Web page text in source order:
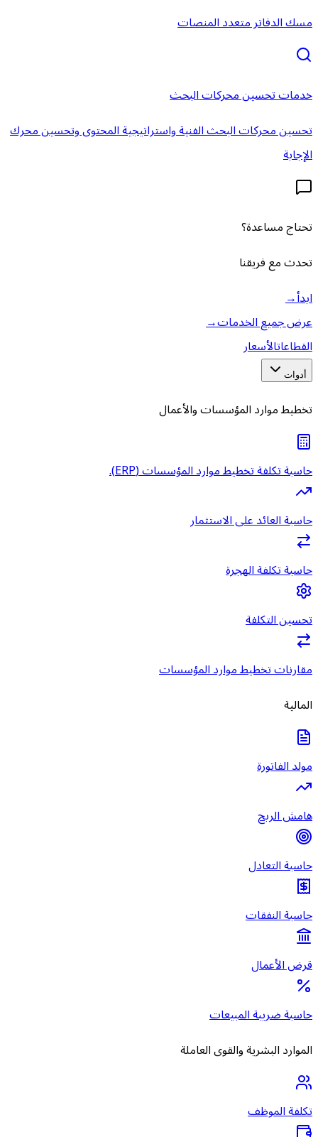
مسك الدفاتر متعدد المنصات
خدمات تحسين محركات البحث
تحسين محركات البحث الفنية واستراتيجية المحتوى وتحسين محرك
الإجابة
تحتاج مساعدة؟
تحدث مع فريقنا
ابدأ→
عرض جميع الخدمات→
القطاعاتالأسعار
أدوات
تخطيط موارد المؤسسات والأعمال
حاسبة تكلفة تخطيط موارد المؤسسات (ERP).
حاسبة العائد على الاستثمار
حاسبة تكلفة الهجرة
تحسين التكلفة
مقارنات تخطيط موارد المؤسسات
المالية
مولد الفاتورة
هامش الربح
حاسبة التعادل
حاسبة النفقات
قرض الأعمال
حاسبة ضريبة المبيعات
الموارد البشرية والقوى العاملة
تكلفة الموظف